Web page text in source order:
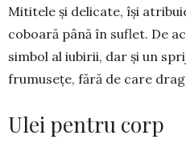
Mititele și deli­cate, își
coboară până în suflet. De
simbol al iubirii, dar și un
frumu­sețe, fără de care
Ulei pentru corp